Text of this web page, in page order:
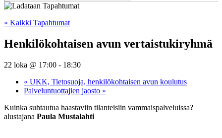
« Kaikki Tapahtumat
Henkilökohtaisen avun vertaistukiryhmä
22 loka @ 17:00 - 18:30
« UKK, Tietosuoja, henkilökohtaisen avun koulutus
Palveluntuottajien jaosto »
Kuinka suhtautua haastaviin tilanteisiin vammaispalveluissa?
alustajana Paula Mustalahti